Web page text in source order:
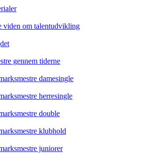
viden om talentudvikling
gennem tiderne
damesingle
herresingle
double
klubhold
juniorer